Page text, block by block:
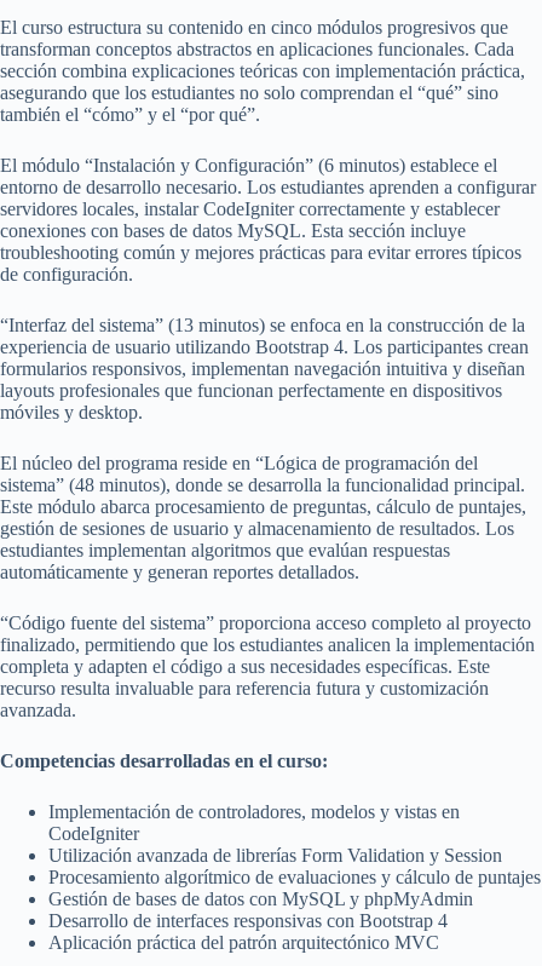
El curso estructura su contenido en cinco módulos progresivos que
transforman conceptos abstractos en aplicaciones funcionales. Cada
sección combina explicaciones teóricas con implementación práctica,
asegurando que los estudiantes no solo comprendan el “qué” sino
también el “cómo” y el “por qué”.
El módulo “Instalación y Configuración” (6 minutos) establece el
entorno de desarrollo necesario. Los estudiantes aprenden a configurar
servidores locales, instalar CodeIgniter correctamente y establecer
conexiones con bases de datos MySQL. Esta sección incluye
troubleshooting común y mejores prácticas para evitar errores típicos
de configuración.
“Interfaz del sistema” (13 minutos) se enfoca en la construcción de la
experiencia de usuario utilizando Bootstrap 4. Los participantes crean
formularios responsivos, implementan navegación intuitiva y diseñan
layouts profesionales que funcionan perfectamente en dispositivos
móviles y desktop.
El núcleo del programa reside en “Lógica de programación del
sistema” (48 minutos), donde se desarrolla la funcionalidad principal.
Este módulo abarca procesamiento de preguntas, cálculo de puntajes,
gestión de sesiones de usuario y almacenamiento de resultados. Los
estudiantes implementan algoritmos que evalúan respuestas
automáticamente y generan reportes detallados.
“Código fuente del sistema” proporciona acceso completo al proyecto
finalizado, permitiendo que los estudiantes analicen la implementación
completa y adapten el código a sus necesidades específicas. Este
recurso resulta invaluable para referencia futura y customización
avanzada.
Competencias desarrolladas en el curso:
Implementación de controladores, modelos y vistas en
CodeIgniter
Utilización avanzada de librerías Form Validation y Session
Procesamiento algorítmico de evaluaciones y cálculo de puntajes
Gestión de bases de datos con MySQL y phpMyAdmin
Desarrollo de interfaces responsivas con Bootstrap 4
Aplicación práctica del patrón arquitectónico MVC